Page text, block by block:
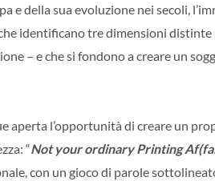
e della sua evoluzione nei secoli,
identificano tre dimensioni
– e che si fondono a creare un
aperta l’opportunità di creare un
“Not your ordinary Printing
con un gioco di parole